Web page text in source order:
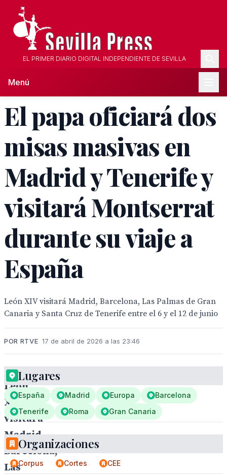
EL PRIMER DIARIO DIGITAL INDEPENDIENTE DE SEVILLA
Menú
El papa oficiará dos
misas masivas en
Madrid y Tenerife y
visitará Montserrat
durante su viaje a
España
León XIV visitará Madrid, Barcelona, Las Palmas de Gran
Canaria y Santa Cruz de Tenerife entre el 6 y el 12 de junio
POR RTVE 17 de abril de 2026 a las 23:46
León
XIV
visitará
Madrid,
Barcelona,
Las
Lugares
España Madrid Europa
Barcelona
Tenerife
Roma Gran Canaria
Organizaciones
Corpus Cortes CEE